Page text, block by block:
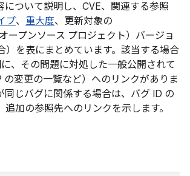
について説明し、CVE、関連する参照
プ、 重大度、更新対象の
ープンソース プロジェクト）バージョ
）を表にまとめています。該当する場合
、その問題に対処した一般公開されて
の変更の一覧など）へのリンクがありま
同じバグに関係する場合は、バグ ID の
加の参照先へのリンクを示します。